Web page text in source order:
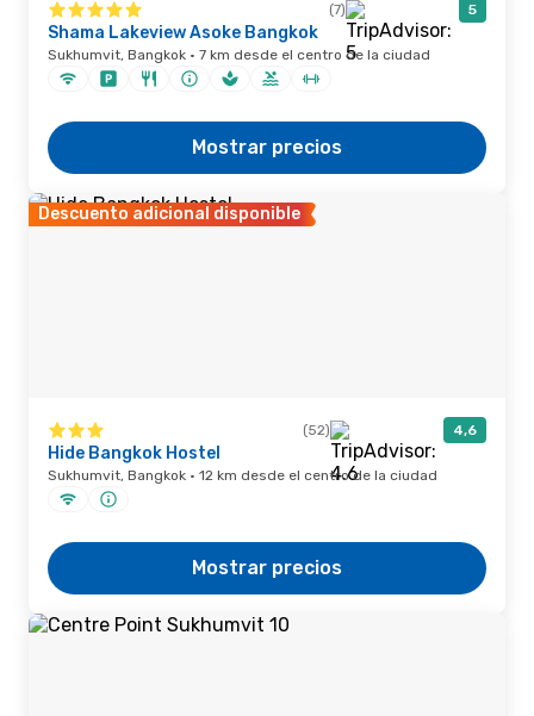
(7) 5
Shama Lakeview Asoke Bangkok
Sukhumvit, Bangkok · 7 km desde el centro de la ciudad
Mostrar precios
Descuento adicional disponible
(52) 4,6
Hide Bangkok Hostel
Sukhumvit, Bangkok · 12 km desde el centro de la ciudad
Mostrar precios